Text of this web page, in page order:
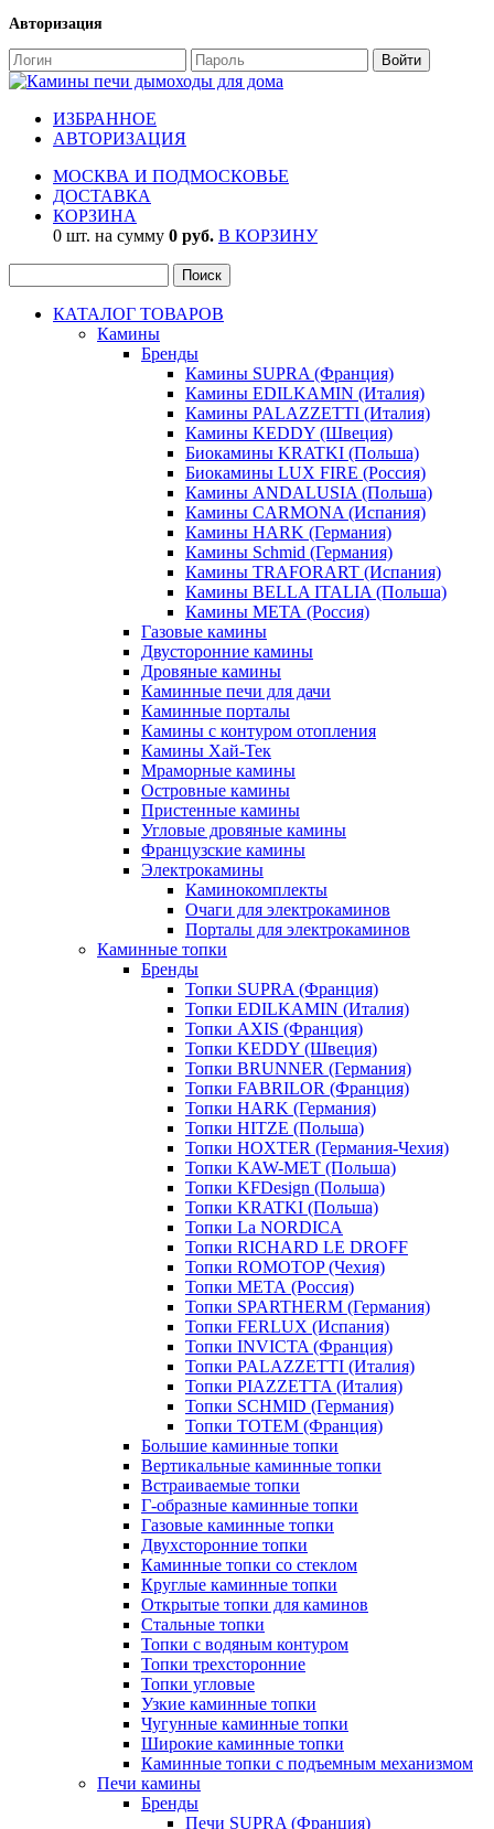
Авторизация
ИЗБРАННОЕ
АВТОРИЗАЦИЯ
МОСКВА И ПОДМОСКОВЬЕ
ДОСТАВКА
КОРЗИНА
0 шт. на сумму 0 руб. В КОРЗИНУ
КАТАЛОГ ТОВАРОВ
Камины
Бренды
Камины SUPRA (Франция)
Камины EDILKAMIN (Италия)
Камины PALAZZETTI (Италия)
Камины KEDDY (Швеция)
Биокамины KRATKI (Польша)
Биокамины LUX FIRE (Россия)
Камины ANDALUSIA (Польша)
Камины CARMONA (Испания)
Камины HARK (Германия)
Камины Schmid (Германия)
Камины TRAFORART (Испания)
Камины BELLA ITALIA (Польша)
Камины МЕТА (Россия)
Газовые камины
Двусторонние камины
Дровяные камины
Каминные печи для дачи
Каминные порталы
Камины с контуром отопления
Камины Хай-Тек
Мраморные камины
Островные камины
Пристенные камины
Угловые дровяные камины
Французские камины
Электрокамины
Каминокомплекты
Очаги для электрокаминов
Порталы для электрокаминов
Каминные топки
Бренды
Топки SUPRA (Франция)
Топки EDILKAMIN (Италия)
Топки AXIS (Франция)
Топки KEDDY (Швеция)
Топки BRUNNER (Германия)
Топки FABRILOR (Франция)
Топки HARK (Германия)
Топки HITZE (Польша)
Топки HOXTER (Германия-Чехия)
Топки KAW-MET (Польша)
Топки KFDesign (Польша)
Топки KRATKI (Польша)
Топки La NORDICA
Топки RICHARD LE DROFF
Топки ROMOTOP (Чехия)
Топки МЕТА (Россия)
Топки SPARTHERM (Германия)
Топки FERLUX (Испания)
Топки INVICTA (Франция)
Топки PALAZZETTI (Италия)
Топки PIAZZETTA (Италия)
Топки SCHMID (Германия)
Топки TOTEM (Франция)
Большие каминные топки
Вертикальные каминные топки
Встраиваемые топки
Г-образные каминные топки
Газовые каминные топки
Двухсторонние топки
Каминные топки со стеклом
Круглые каминные топки
Открытые топки для каминов
Стальные топки
Топки с водяным контуром
Топки трехсторонние
Топки угловые
Узкие каминные топки
Чугунные каминные топки
Широкие каминные топки
Каминные топки с подъемным механизмом
Печи камины
Бренды
Печи SUPRA (Франция)